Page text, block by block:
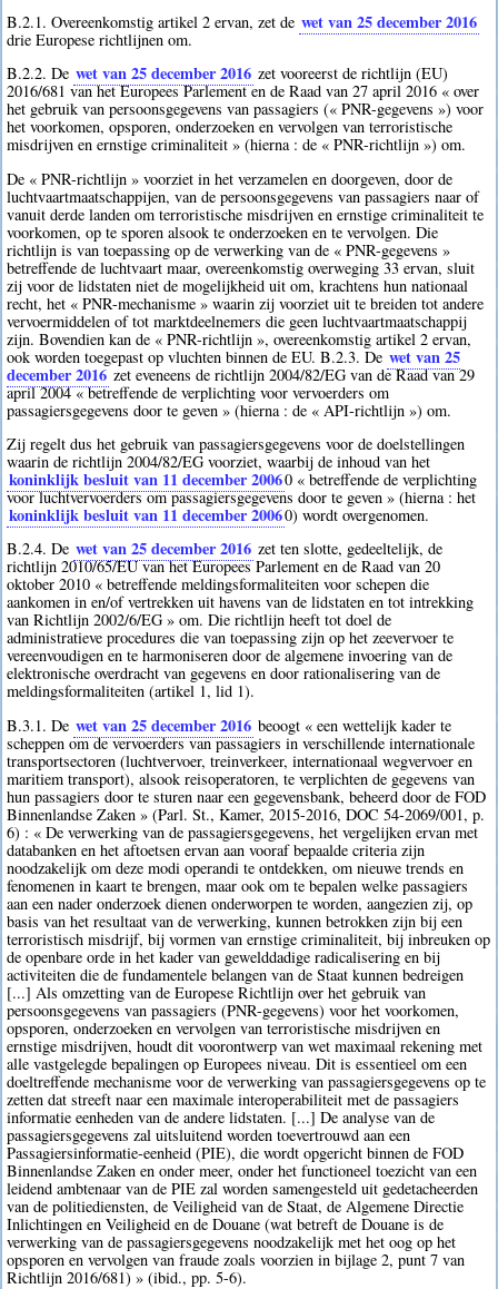
B.2.1. Overeenkomstig artikel 2 ervan, zet de wet van 25 december 2016
drie Europese richtlijnen om.
B.2.2. De wet van 25 december 2016 zet vooreerst de richtlijn (EU)
2016/681 van het Europees Parlement en de Raad van 27 april 2016 « over
het gebruik van persoonsgegevens van passagiers (« PNR-gegevens ») voor
het voorkomen, opsporen, onderzoeken en vervolgen van terroristische
misdrijven en ernstige criminaliteit » (hierna : de « PNR-richtlijn ») om.
De « PNR-richtlijn » voorziet in het verzamelen en doorgeven, door de
luchtvaartmaatschappijen, van de persoonsgegevens van passagiers naar of
vanuit derde landen om terroristische misdrijven en ernstige criminaliteit te
voorkomen, op te sporen alsook te onderzoeken en te vervolgen. Die
richtlijn is van toepassing op de verwerking van de « PNR-gegevens »
betreffende de luchtvaart maar, overeenkomstig overweging 33 ervan, sluit
zij voor de lidstaten niet de mogelijkheid uit om, krachtens hun nationaal
recht, het « PNR-mechanisme » waarin zij voorziet uit te breiden tot andere
vervoermiddelen of tot marktdeelnemers die geen luchtvaartmaatschappij
zijn. Bovendien kan de « PNR-richtlijn », overeenkomstig artikel 2 ervan,
ook worden toegepast op vluchten binnen de EU. B.2.3. De wet van 25
december 2016 zet eveneens de richtlijn 2004/82/EG van de Raad van 29
april 2004 « betreffende de verplichting voor vervoerders om
passagiersgegevens door te geven » (hierna : de « API-richtlijn ») om.
Zij regelt dus het gebruik van passagiersgegevens voor de doelstellingen
waarin de richtlijn 2004/82/EG voorziet, waarbij de inhoud van het
koninklijk besluit van 11 december 20060 « betreffende de verplichting
voor luchtvervoerders om passagiersgegevens door te geven » (hierna : het
koninklijk besluit van 11 december 20060) wordt overgenomen.
B.2.4. De wet van 25 december 2016 zet ten slotte, gedeeltelijk, de
richtlijn 2010/65/EU van het Europees Parlement en de Raad van 20
oktober 2010 « betreffende meldingsformaliteiten voor schepen die
aankomen in en/of vertrekken uit havens van de lidstaten en tot intrekking
van Richtlijn 2002/6/EG » om. Die richtlijn heeft tot doel de
administratieve procedures die van toepassing zijn op het zeevervoer te
vereenvoudigen en te harmoniseren door de algemene invoering van de
elektronische overdracht van gegevens en door rationalisering van de
meldingsformaliteiten (artikel 1, lid 1).
B.3.1. De wet van 25 december 2016 beoogt « een wettelijk kader te
scheppen om de vervoerders van passagiers in verschillende internationale
transportsectoren (luchtvervoer, treinverkeer, internationaal wegvervoer en
maritiem transport), alsook reisoperatoren, te verplichten de gegevens van
hun passagiers door te sturen naar een gegevensbank, beheerd door de FOD
Binnenlandse Zaken » (Parl. St., Kamer, 2015-2016, DOC 54-2069/001, p.
6) : « De verwerking van de passagiersgegevens, het vergelijken ervan met
databanken en het aftoetsen ervan aan vooraf bepaalde criteria zijn
noodzakelijk om deze modi operandi te ontdekken, om nieuwe trends en
fenomenen in kaart te brengen, maar ook om te bepalen welke passagiers
aan een nader onderzoek dienen onderworpen te worden, aangezien zij, op
basis van het resultaat van de verwerking, kunnen betrokken zijn bij een
terroristisch misdrijf, bij vormen van ernstige criminaliteit, bij inbreuken op
de openbare orde in het kader van gewelddadige radicalisering en bij
activiteiten die de fundamentele belangen van de Staat kunnen bedreigen
[...] Als omzetting van de Europese Richtlijn over het gebruik van
persoonsgegevens van passagiers (PNR-gegevens) voor het voorkomen,
opsporen, onderzoeken en vervolgen van terroristische misdrijven en
ernstige misdrijven, houdt dit voorontwerp van wet maximaal rekening met
alle vastgelegde bepalingen op Europees niveau. Dit is essentieel om een
doeltreffende mechanisme voor de verwerking van passagiersgegevens op te
zetten dat streeft naar een maximale interoperabiliteit met de passagiers
informatie eenheden van de andere lidstaten. [...] De analyse van de
passagiersgegevens zal uitsluitend worden toevertrouwd aan een
Passagiersinformatie-eenheid (PIE), die wordt opgericht binnen de FOD
Binnenlandse Zaken en onder meer, onder het functioneel toezicht van een
leidend ambtenaar van de PIE zal worden samengesteld uit gedetacheerden
van de politiediensten, de Veiligheid van de Staat, de Algemene Directie
Inlichtingen en Veiligheid en de Douane (wat betreft de Douane is de
verwerking van de passagiersgegevens noodzakelijk met het oog op het
opsporen en vervolgen van fraude zoals voorzien in bijlage 2, punt 7 van
Richtlijn 2016/681) » (ibid., pp. 5-6).